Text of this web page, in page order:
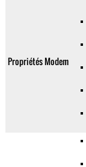
Propriétés Modem